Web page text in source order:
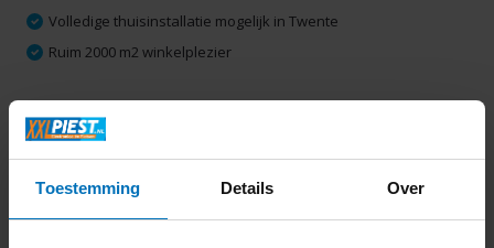
Toestemming Details Over
Volledige thuisinstallatie mogelijk in Twente
Ruim 2000 m2 winkelplezier
Productomschrijving